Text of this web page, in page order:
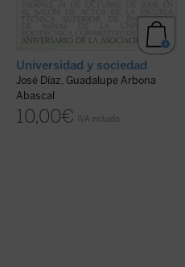
Universidad y sociedad
José Díaz, Guadalupe Arbona
Abascal
10,00€ IVA incluido